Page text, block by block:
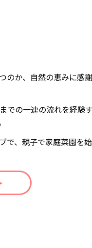
のか、自然の恵みに感
での一連の流れを経験
で、親子で家庭菜園を